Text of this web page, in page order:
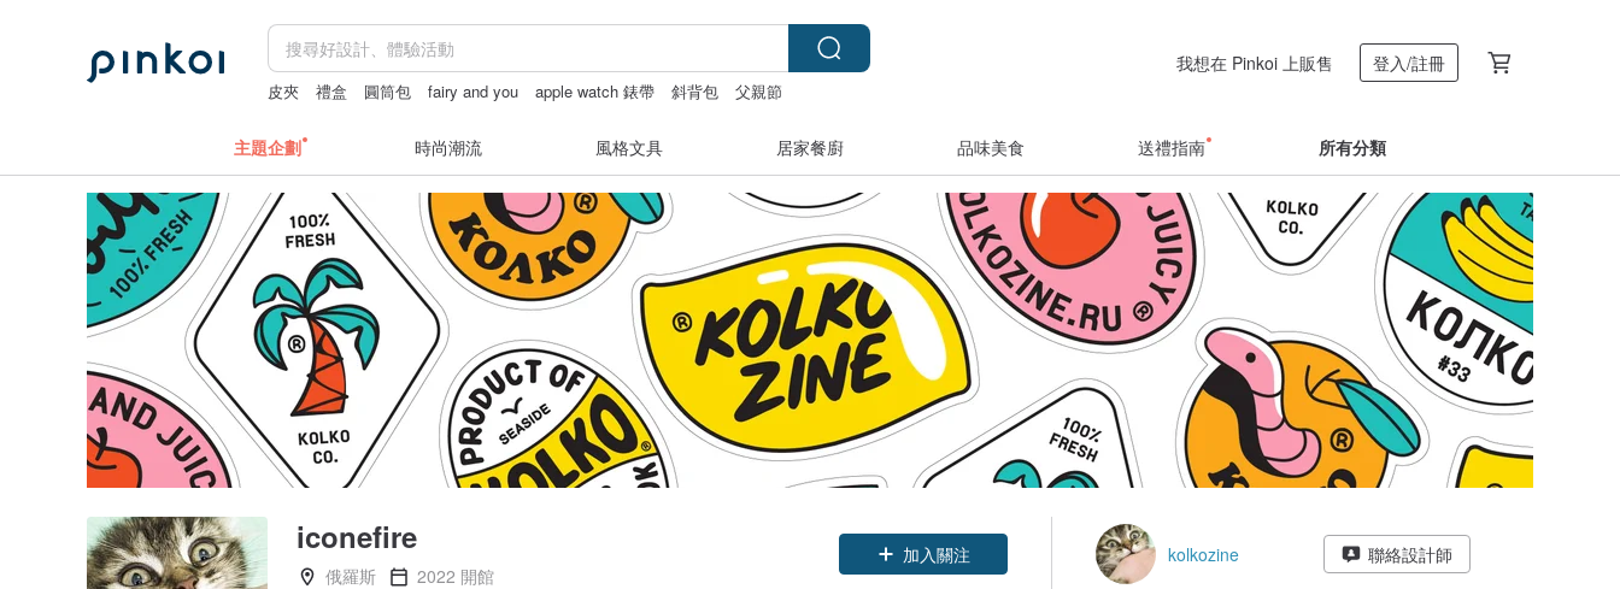
皮夾 禮盒 圓筒包 fairy and you apple watch 錶帶 斜背包
父親節
我想在 Pinkoi 上販售 登入/註冊
主題企劃 時尚潮流 風格文具 居家餐廚 品味美食 送禮指南 所有分類
iconefire
俄羅斯
2022 開館
加入關注 kolkozine 聯絡設計師